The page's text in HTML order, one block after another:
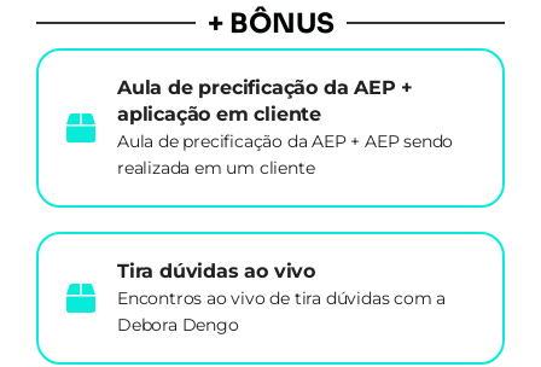
+ BÔNUS
Aula de precificação da AEP +
aplicação em cliente
Aula de precificação da AEP + AEP sendo
realizada em um cliente
Tira dúvidas ao vivo
Encontros ao vivo de tira dúvidas com a
Debora Dengo